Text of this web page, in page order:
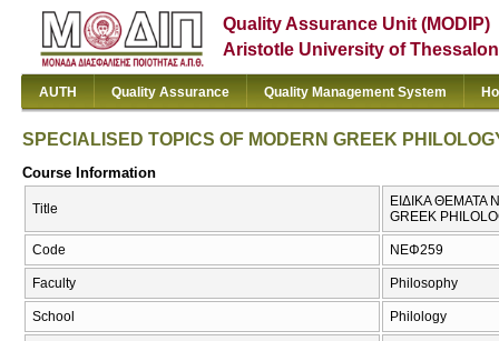
Quality Assurance Unit (MODIP)
Aristotle University of
AUTH Quality Assurance Quality Management System
SPECIALISED TOPICS OF MODERN GREEK
Course Information
Title
ΕΙΔΙΚΑ ΘΕΜΑΤΑ
GREEK
Code ΝΕΦ259
Faculty Philosophy
School Philology